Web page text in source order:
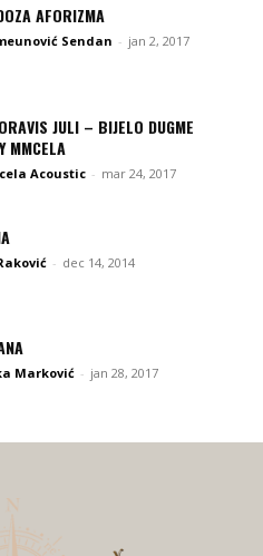
AFORIZMA
Sendan - jan 2, 2017
JULI – BIJELO DUGME
MMCELA
Acoustic - mar 24, 2017
- dec 14, 2014
Marković - jan 28, 2017